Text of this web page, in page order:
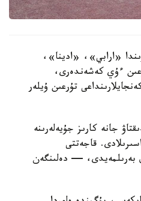
«ارابي»، «ادينا»،
ءۇي كەشەندەرى،
ە-496 كوشەسىندەگى 10, 10/1, 10/3 جانە وماروۆ كوشەسى، 23/1 مەكەنجايلارىنداعى تۇرعىن ۇيلەر
جانە كارىز جۇيەلەرىنە
قاجەتتى
بەرىلمەيدى، — دەلىنگەن